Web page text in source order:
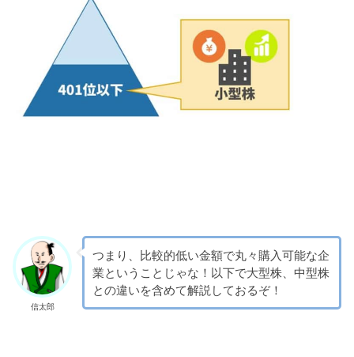
信太郎
つまり、比較的低い金額で丸々購入可能な企
業ということじゃな！以下で大型株、中型株
との違いを含めて解説しておるぞ！